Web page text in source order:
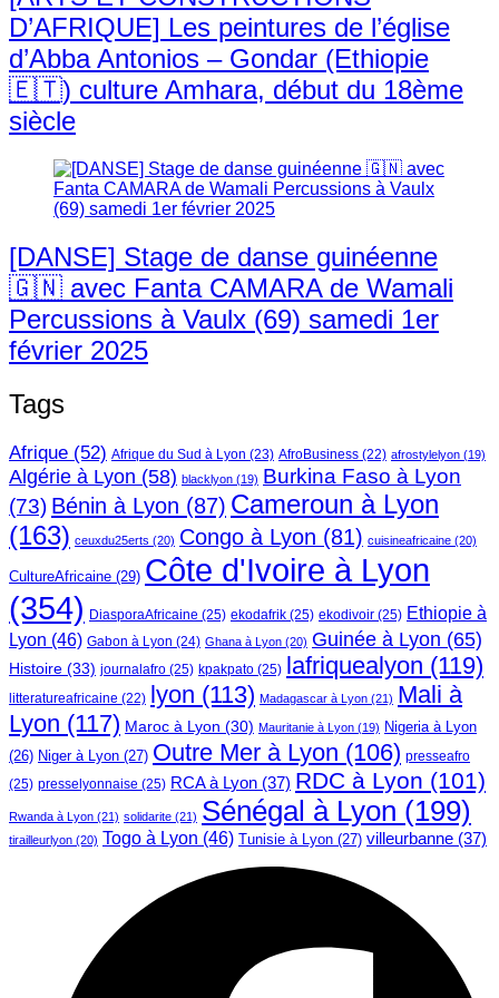
D’AFRIQUE] Les peintures de l’église
d’Abba Antonios – Gondar (Ethiopie
🇪🇹) culture Amhara, début du 18ème
siècle
[DANSE] Stage de danse guinéenne
🇬🇳 avec Fanta CAMARA de Wamali
Percussions à Vaulx (69) samedi 1er
février 2025
Tags
Afrique (52) Afrique du Sud à Lyon (23) AfroBusiness (22) afrostylelyon (19)
Algérie à Lyon (58) blacklyon (19) Burkina Faso à Lyon
(73) Bénin à Lyon (87) Cameroun à Lyon
(163) ceuxdu25erts (20) Congo à Lyon (81) cuisineafricaine (20)
CultureAfricaine (29) Côte d'Ivoire à Lyon
(354) DiasporaAfricaine (25) ekodafrik (25) ekodivoir (25) Ethiopie à
Lyon (46) Gabon à Lyon (24) Ghana à Lyon (20) Guinée à Lyon (65)
Histoire (33) journalafro (25) kpakpato (25) lafriquealyon (119)
litteratureafricaine (22) lyon (113) Madagascar à Lyon (21) Mali à
Lyon (117) Maroc à Lyon (30) Mauritanie à Lyon (19) Nigeria à Lyon
(26) Niger à Lyon (27) Outre Mer à Lyon (106) presseafro
(25) presselyonnaise (25) RCA à Lyon (37) RDC à Lyon (101)
Rwanda à Lyon (21) solidarite (21) Sénégal à Lyon (199)
tirailleurlyon (20) Togo à Lyon (46) Tunisie à Lyon (27) villeurbanne (37)